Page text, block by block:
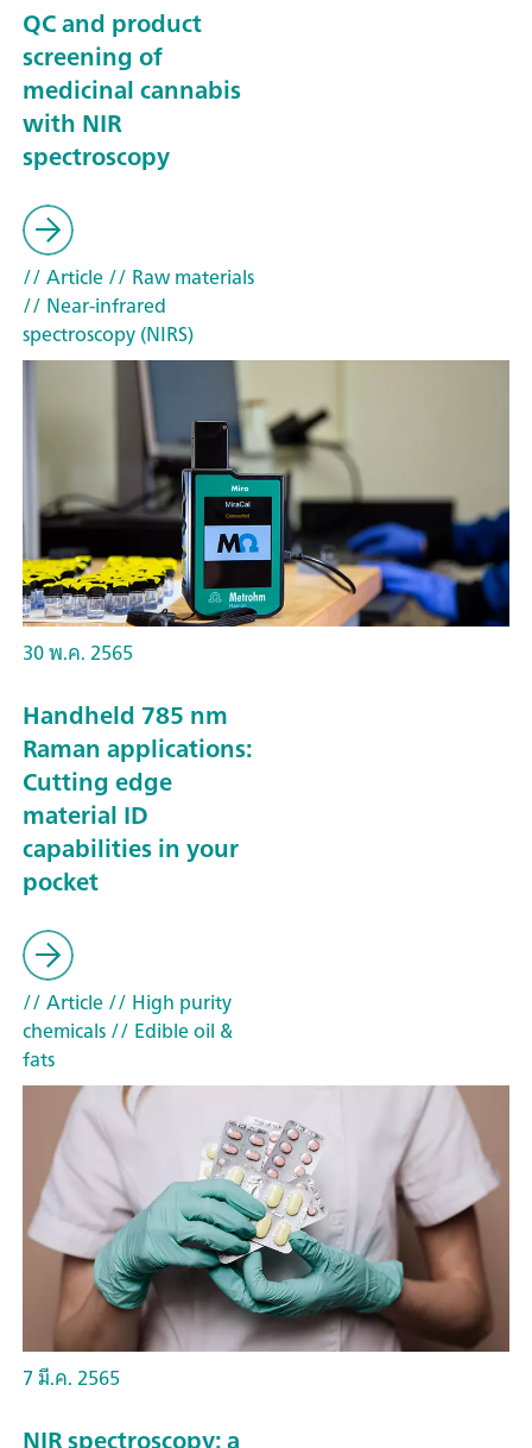
QC and product
screening of
medicinal cannabis
with NIR
spectroscopy
// Article// Raw materials
// Near-infrared
spectroscopy (NIRS)
30 พ.ค. 2565
Handheld 785 nm
Raman applications:
Cutting edge
material ID
capabilities in your
pocket
// Article// High purity
chemicals// Edible oil &
fats
7 มี.ค. 2565